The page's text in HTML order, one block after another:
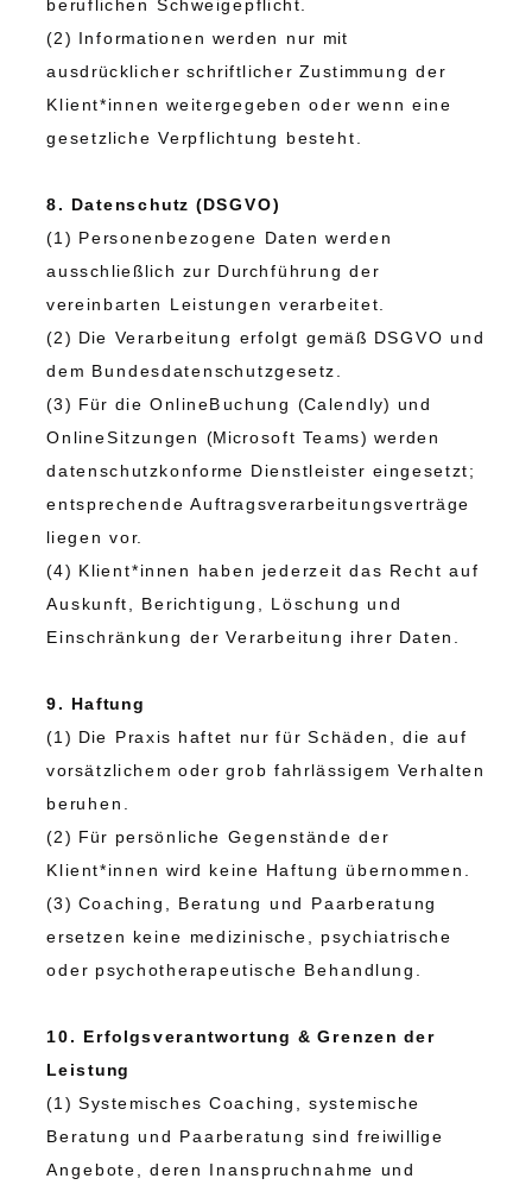
beruflichen Schweigepflicht.
(2) Informationen werden nur mit
ausdrücklicher schriftlicher Zustimmung der
Klient*innen weitergegeben oder wenn eine
gesetzliche Verpflichtung besteht.
8. Datenschutz (DSGVO)
(1) Personenbezogene Daten werden
ausschließlich zur Durchführung der
vereinbarten Leistungen verarbeitet.
(2) Die Verarbeitung erfolgt gemäß DSGVO und
dem Bundesdatenschutzgesetz.
(3) Für die OnlineBuchung (Calendly) und
OnlineSitzungen (Microsoft Teams) werden
datenschutzkonforme Dienstleister eingesetzt;
entsprechende Auftragsverarbeitungsverträge
liegen vor.
(4) Klient*innen haben jederzeit das Recht auf
Auskunft, Berichtigung, Löschung und
Einschränkung der Verarbeitung ihrer Daten.
9. Haftung
(1) Die Praxis haftet nur für Schäden, die auf
vorsätzlichem oder grob fahrlässigem Verhalten
beruhen.
(2) Für persönliche Gegenstände der
Klient*innen wird keine Haftung übernommen.
(3) Coaching, Beratung und Paarberatung
ersetzen keine medizinische, psychiatrische
oder psychotherapeutische Behandlung.
10. Erfolgsverantwortung & Grenzen der
Leistung
(1) Systemisches Coaching, systemische
Beratung und Paarberatung sind freiwillige
Angebote, deren Inanspruchnahme und